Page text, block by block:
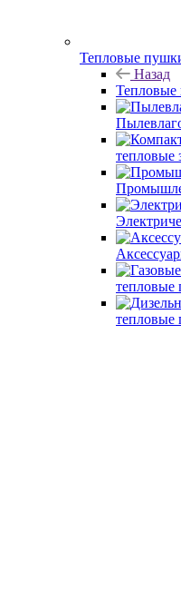
Тепловые
Назад
Тепловые
тепловые
тепловые
тепловые